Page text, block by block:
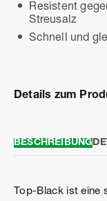
Resistent
Streusalz
Schnell und
Details zum
BESCHREIBUNG
Top-Black ist eine